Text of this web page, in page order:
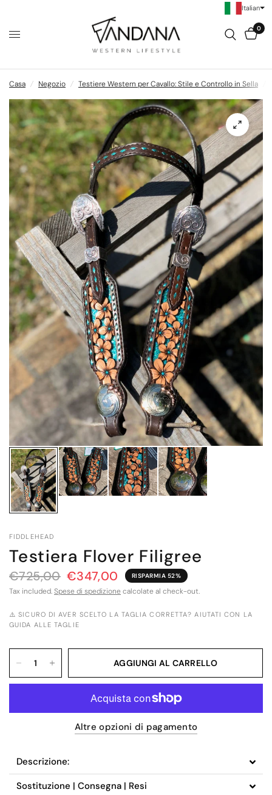
0
Casa / Negozio / Testiere Western per Cavallo: Stile e Controllo in Sella
FIDDLEHEAD
Testiera Flover Filigree
€725,00 €347,00 RISPARMIA 52%
Tax included.Spese di spedizione calcolate al check-out.
⚠️ SICURO DI AVER SCELTO LA TAGLIA CORRETTA? AIUTATI CON LA
GUIDA ALLE TAGLIE
AGGIUNGI AL CARRELLO
Altre opzioni di pagamento
Descrizione:
Sostituzione | Consegna | Resi
Italian